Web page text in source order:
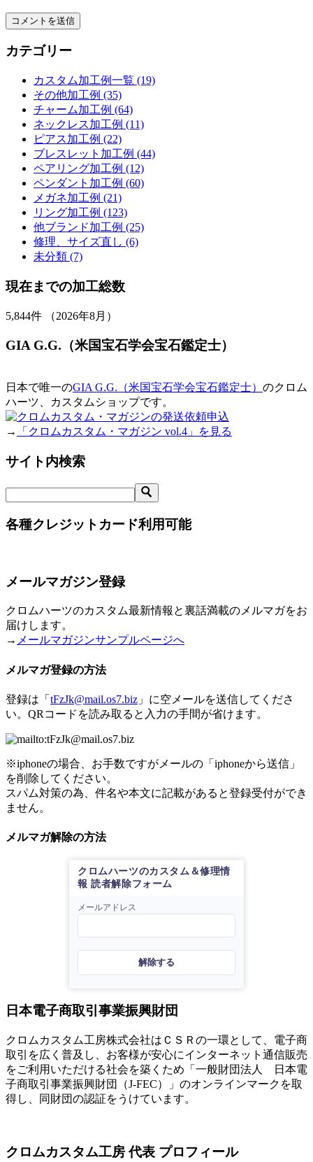
カテゴリー
カスタム加工例一覧 (19)
その他加工例 (35)
チャーム加工例 (64)
ネックレス加工例 (11)
ピアス加工例 (22)
ブレスレット加工例 (44)
ペアリング加工例 (12)
ペンダント加工例 (60)
メガネ加工例 (21)
リング加工例 (123)
他ブランド加工例 (25)
修理、サイズ直し (6)
未分類 (7)
現在までの加工総数
5,844件 （2026年8月）
GIA G.G.（米国宝石学会宝石鑑定士）
日本で唯一のGIA G.G.（米国宝石学会宝石鑑定士） のクロム
ハーツ、カスタムショップです。
→ 「クロムカスタム・マガジン vol.4」を見る
サイト内検索
各種クレジットカード利用可能
メールマガジン登録
クロムハーツのカスタム最新情報と裏話満載のメルマガをお
届けします。
→ メールマガジンサンプルページへ
メルマガ登録の方法
登録は「 tFzJk@mail.os7.biz 」に空メールを送信してくださ
い。QRコードを読み取ると入力の手間が省けます。
※iphoneの場合、お手数ですがメールの「iphoneから送信」
を削除してください。
スパム対策の為、件名や本文に記載があると登録受付ができ
ません。
メルマガ解除の方法
クロムハーツのカスタム＆修理情
報 読者解除フォーム
メールアドレス
解除する
日本電子商取引事業振興財団
クロムカスタム工房株式会社はＣＳＲの一環として、電子商
取引を広く普及し、お客様が安心にインターネット通信販売
をご利用いただける社会を築くため「一般財団法人 日本電
子商取引事業振興財団（J-FEC）」のオンラインマークを取
得し、同財団の認証をうけています。
クロムカスタム工房 代表 プロフィール